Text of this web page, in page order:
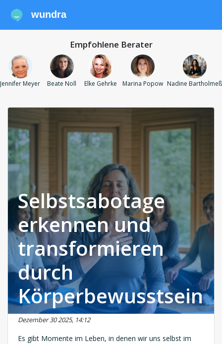
wundra
Empfohlene Berater
Jennifer Meyer Beate Noll Elke Gehrke Marina Popow Nadine Bartholmeß
Selbstsabotage
erkennen und
transformieren
durch
Körperbewusstsein
Dezember 30 2025, 14:12
Es gibt Momente im Leben, in denen wir uns selbst im